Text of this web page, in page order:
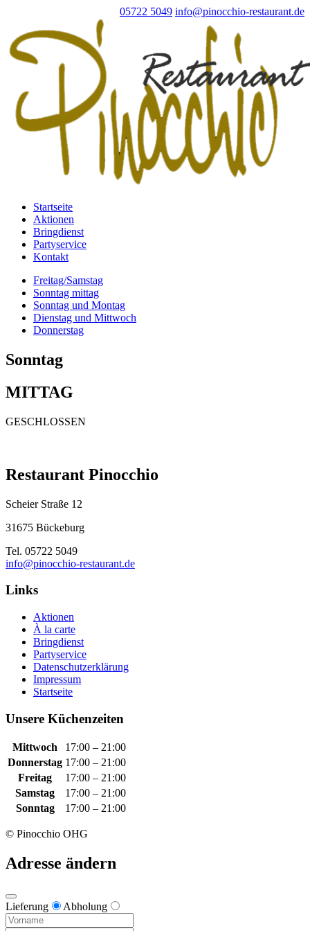
05722 5049 info@pinocchio-restaurant.de
Startseite
Aktionen
Bringdienst
Partyservice
Kontakt
Freitag/Samstag
Sonntag mittag
Sonntag und Montag
Dienstag und Mittwoch
Donnerstag
Sonntag
MITTAG
GESCHLOSSEN
Restaurant Pinocchio
Scheier Straße 12
31675 Bückeburg
Tel. 05722 5049
info@pinocchio-restaurant.de
Links
Aktionen
À la carte
Bringdienst
Partyservice
Datenschutzerklärung
Impressum
Startseite
Unsere Küchenzeiten
Mittwoch
17:00 – 21:00
Donnerstag 17:00 – 21:00
Freitag
17:00 – 21:00
Samstag
17:00 – 21:00
Sonntag
17:00 – 21:00
© Pinocchio OHG
Adresse ändern
Lieferung Abholung